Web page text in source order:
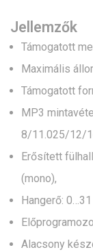
Jellemzők
Támogatott
Maximális
Támogatott
MP3
8/11.025/12/
Erősített
(mono),
Hangerő:
Alacsony